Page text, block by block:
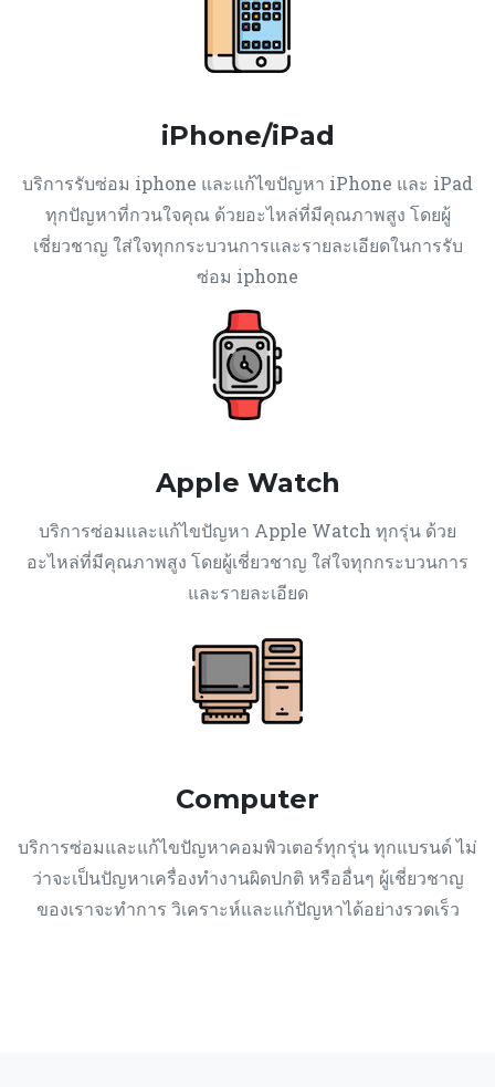
iPhone/iPad
บริการรับซ่อม iphone และแก้ไขปัญหา iPhone และ iPad
ทุกปัญหาที่กวนใจคุณ ด้วยอะไหล่ที่มีคุณภาพสูง โดยผู้
เชี่ยวชาญ ใส่ใจทุกกระบวนการและรายละเอียดในการรับ
ซ่อม iphone
Apple Watch
บริการซ่อมและแก้ไขปัญหา Apple Watch ทุกรุ่น ด้วย
อะไหล่ที่มีคุณภาพสูง โดยผู้เชี่ยวชาญ ใส่ใจทุกกระบวนการ
และรายละเอียด
Computer
บริการซ่อมและแก้ไขปัญหาคอมพิวเตอร์ทุกรุ่น ทุกแบรนด์ ไม่
ว่าจะเป็นปัญหาเครื่องทำงานผิดปกติ หรืออื่นๆ ผู้เชี่ยวชาญ
ของเราจะทำการ วิเคราะห์และแก้ปัญหาได้อย่างรวดเร็ว